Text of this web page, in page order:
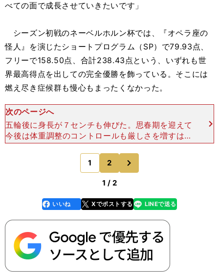
べての面で成長させていきたいです」
シーズン初戦のネーベルホルン杯では、『オペラ座の
怪人』を演じたショートプログラム（SP）で79.93点、
フリーで158.50点、合計238.43点という、いずれも世
界最高得点を出しての完全優勝を飾っている。そこには
燃え尽き症候群も慢心もまったくなかった。
次のページへ
五輪後に身長が７センチも伸びた。思春期を迎えて
今後は体重調整のコントロールも厳しさを増すはず
だ。彼女にとっては、今後もいまのようなスタイル
を保てるかどうかが、最重要課題になるに違いな
い。記者会見で「試
1 2
1 / 2
faceboo
k
いいね Xでポストする
line LINEで送る